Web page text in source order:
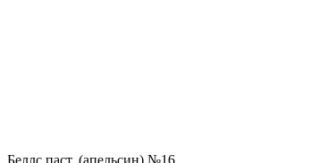
Беллс паст. (апельсин) №16